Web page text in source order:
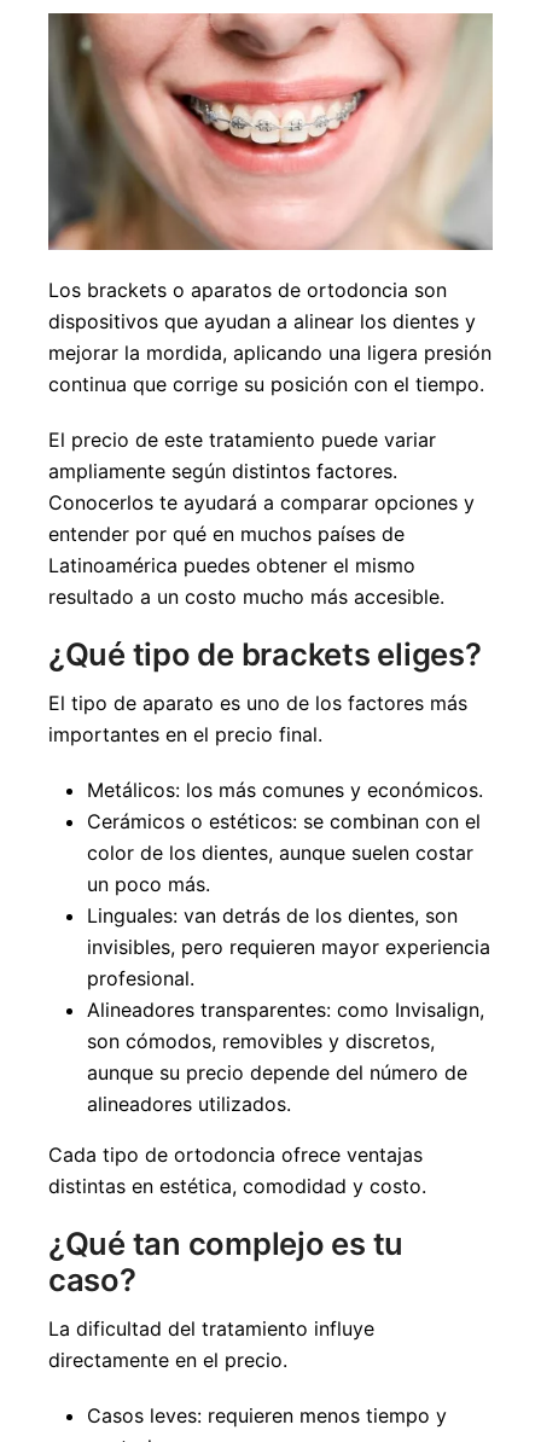
Los brackets o aparatos de ortodoncia son
dispositivos que ayudan a alinear los dientes y
mejorar la mordida, aplicando una ligera presión
continua que corrige su posición con el tiempo.
El precio de este tratamiento puede variar
ampliamente según distintos factores.
Conocerlos te ayudará a comparar opciones y
entender por qué en muchos países de
Latinoamérica puedes obtener el mismo
resultado a un costo mucho más accesible.
¿Qué tipo de brackets eliges?
El tipo de aparato es uno de los factores más
importantes en el precio final.
Metálicos: los más comunes y económicos.
Cerámicos o estéticos: se combinan con el
color de los dientes, aunque suelen costar
un poco más.
Linguales: van detrás de los dientes, son
invisibles, pero requieren mayor experiencia
profesional.
Alineadores transparentes: como Invisalign,
son cómodos, removibles y discretos,
aunque su precio depende del número de
alineadores utilizados.
Cada tipo de ortodoncia ofrece ventajas
distintas en estética, comodidad y costo.
¿Qué tan complejo es tu
caso?
La dificultad del tratamiento influye
directamente en el precio.
Casos leves: requieren menos tiempo y